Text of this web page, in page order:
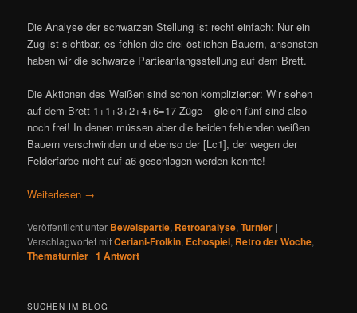
Die Analyse der schwarzen Stellung ist recht einfach: Nur ein
Zug ist sichtbar, es fehlen die drei östlichen Bauern, ansonsten
haben wir die schwarze Partieanfangsstellung auf dem Brett.
Die Aktionen des Weißen sind schon komplizierter: Wir sehen
auf dem Brett 1+1+3+2+4+6=17 Züge – gleich fünf sind also
noch frei! In denen müssen aber die beiden fehlenden weißen
Bauern verschwinden und ebenso der [Lc1], der wegen der
Felderfarbe nicht auf a6 geschlagen werden konnte!
Weiterlesen →
Veröffentlicht unter Beweispartie, Retroanalyse,Turnier |
Verschlagwortet mitCeriani-Frolkin, Echospiel, Retro der Woche,
Thematurnier |1 Antwort
SUCHEN IM BLOG